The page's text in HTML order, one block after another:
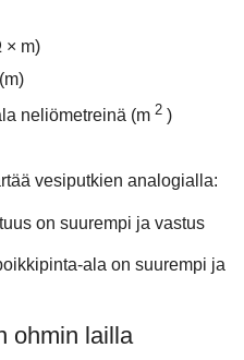
× m)
neliömetreinä (m 2 )
vesiputkien analogialla:
on suurempi ja vastus
ala on suurempi ja
ohmin lailla